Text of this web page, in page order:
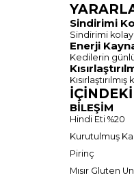
Sindirimi
Sindirimi
Enerji
Kedilerin
BİLEŞİM
Hindi Eti %20
Kurutulmuş
Pirinç
Mısır Gluten